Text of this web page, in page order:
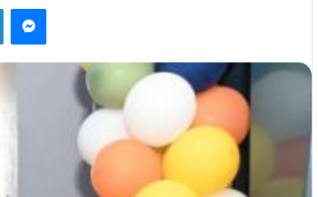
LinkedInMessenger